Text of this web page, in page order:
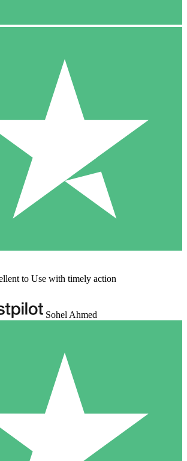
to Use with timely action
Sohel Ahmed